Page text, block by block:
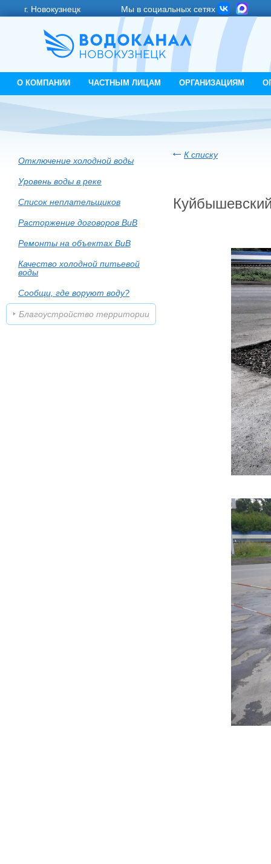
г. Новокузнецк Мы в социальных сетях
О КОМПАНИИ ЧАСТНЫМ ЛИЦАМ ОРГАНИЗАЦИЯМ
Отключение холодной воды
Уровень воды в реке
Список неплательщиков
Расторжение договоров ВиВ
Ремонты на объектах ВиВ
Качество холодной питьевой
воды
Сообщи, где воруют воду?
Благоустройство территории
К списку